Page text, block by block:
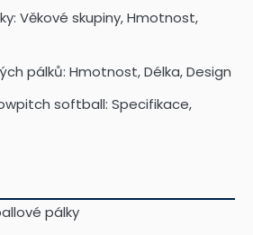
Věkové skupiny, Hmotnost,
pálků: Hmotnost, Délka, Design
softball: Specifikace,
pálky